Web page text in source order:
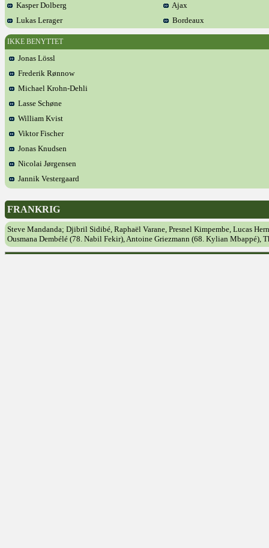
Kasper Dolberg
Ajax
Lukas Lerager
Bordeaux
IKKE BENYTTET
Jonas Lössl
Frederik Rønnow
Michael Krohn-Dehli
Lasse Schøne
William Kvist
Viktor Fischer
Jonas Knudsen
Nicolai Jørgensen
Jannik Vestergaard
FRANKRIG
Steve Mandanda; Djibril Sidibé, Raphaël Varane, Presnel Kimpembe, Lucas
Ousmana Dembélé (78. Nabil Fekir), Antoine Griezmann (68. Kylian Mbappé),